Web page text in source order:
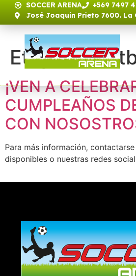
SOCCER ARENA
+569 7497
José Joaquin Prieto 7600. La
Etiqueta:
¡VEN A
CUMPLEAÑOS
CON
Para más información,
disponibles o nuestras redes